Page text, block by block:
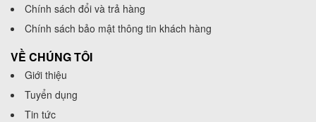
Chính sách đổi và trả hàng
Chính sách bảo mật thông tin khách hàng
VỀ CHÚNG TÔI
Giới thiệu
Tuyển dụng
Tin tức